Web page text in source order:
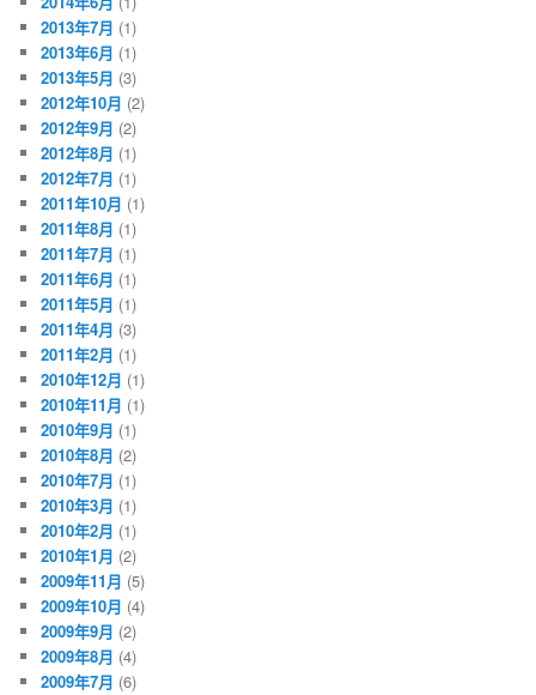
2013年7月 (1)
2013年6月 (1)
2013年5月 (3)
2012年10月 (2)
2012年9月 (2)
2012年8月 (1)
2012年7月 (1)
2011年10月 (1)
2011年8月 (1)
2011年7月 (1)
2011年6月 (1)
2011年5月 (1)
2011年4月 (3)
2011年2月 (1)
2010年12月 (1)
2010年11月 (1)
2010年9月 (1)
2010年8月 (2)
2010年7月 (1)
2010年3月 (1)
2010年2月 (1)
2010年1月 (2)
2009年11月 (5)
2009年10月 (4)
2009年9月 (2)
2009年8月 (4)
2009年7月 (6)